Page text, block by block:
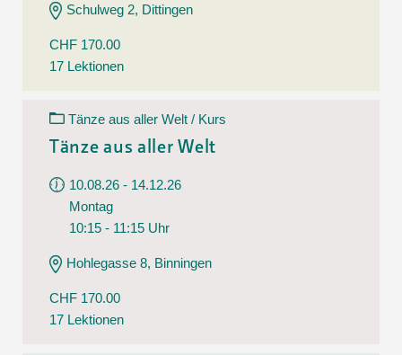
Schulweg 2, Dittingen
CHF 170.00
17 Lektionen
Tänze aus aller Welt / Kurs
Tänze aus aller Welt
10.08.26 - 14.12.26
Montag
10:15 - 11:15 Uhr
Hohlegasse 8, Binningen
CHF 170.00
17 Lektionen